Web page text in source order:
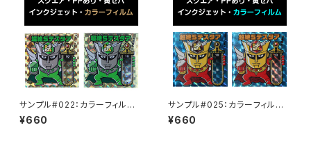
サンプル#022：カラーフィルム /
インクジェット2枚セット
¥660
サンプル#025：カラーフィルム /
インクジェット2枚セット
¥660